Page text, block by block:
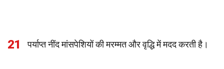
21 पर्याप्त नींद मांसपेशियों की मरम्मत और वृद्धि में मदद करती है।